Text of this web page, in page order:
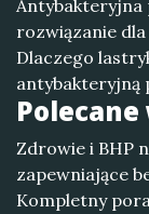
Antybakteryjna
rozwiązanie
Dlaczego
antybakteryjną
Zdrowie i BHP
zapewniające
Kompletny